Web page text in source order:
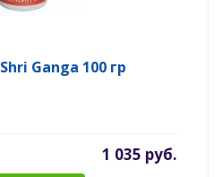
Ganga 100 гр
1 035 руб.